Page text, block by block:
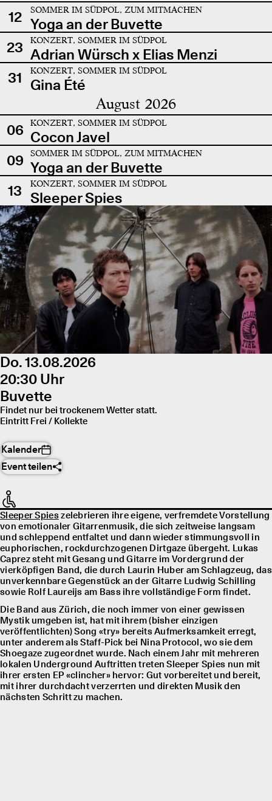
12 SOMMER IM SÜDPOL, ZUM MITMACHEN
Yoga an der Buvette
23
KONZERT, SOMMER IM SÜDPOL
Adrian Würsch x Elias Menzi
31
KONZERT, SOMMER IM SÜDPOL
Gina Été
August 2026
06 KONZERT, SOMMER IM SÜDPOL
Cocon Javel
09
SOMMER IM SÜDPOL, ZUM MITMACHEN
Yoga an der Buvette
13
KONZERT, SOMMER IM SÜDPOL
Sleeper Spies
Do. 13.08.2026
20:30 Uhr
Buvette
Findet nur bei trockenem Wetter statt.
Eintritt Frei / Kollekte
Kalender
Event teilen
Sleeper Spieszelebrieren ihre eigene, verfremdete Vorstellung
von emotionaler Gitarrenmusik, die sich zeitweise langsam
und schleppend entfaltet und dann wieder stimmungsvoll in
euphorischen, rockdurchzogenen Dirtgaze übergeht. Lukas
Caprez steht mit Gesang und Gitarre im Vordergrund der
vierköpfigen Band, die durch Laurin Huber am Schlagzeug, das
unverkennbare Gegenstück an der Gitarre Ludwig Schilling
sowie Rolf Laureĳs am Bass ihre vollständige Form findet.
Die Band aus Zürich, die noch immer von einer gewissen
Mystik umgeben ist, hat mit ihrem (bisher einzigen
veröffentlichten) Song «try» bereits Aufmerksamkeit erregt,
unter anderem als Staff-Pick bei Nina Protocol, wo sie dem
Shoegaze zugeordnet wurde. Nach einem Jahr mit mehreren
lokalen Underground Auftritten treten Sleeper Spies nun mit
ihrer ersten EP «clincher» hervor: Gut vorbereitet und bereit,
mit ihrer durchdacht verzerrten und direkten Musik den
nächsten Schritt zu machen.